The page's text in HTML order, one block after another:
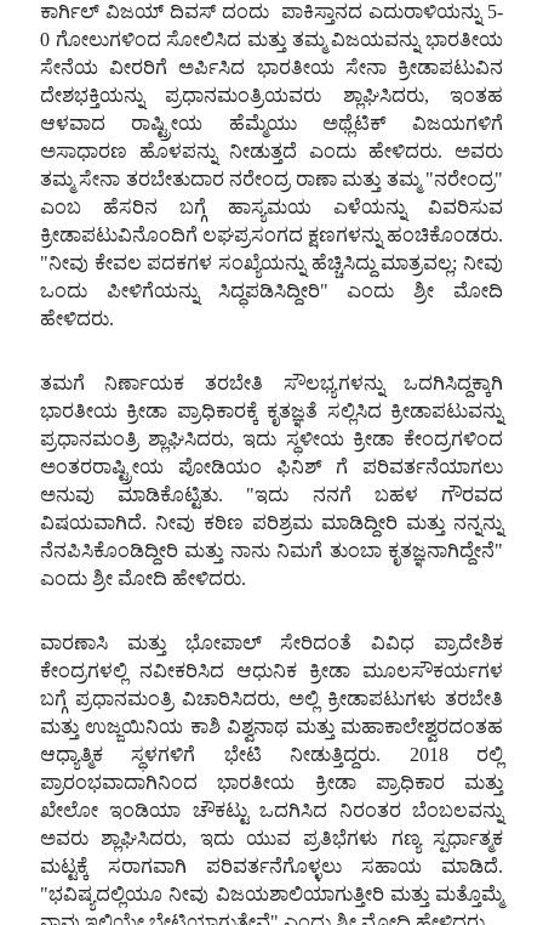
ಕಾರ್ಗಿಲ್ ವಿಜಯ್ ದಿವಸ್ ದಂದು ಪಾಕಿಸ್ತಾನದ ಎದುರಾಳಿಯನ್ನು 5-
0 ಗೋಲುಗಳಿಂದ ಸೋಲಿಸಿದ ಮತ್ತು ತಮ್ಮ ವಿಜಯವನ್ನು ಭಾರತೀಯ
ಸೇನೆಯ ವೀರರಿಗೆ ಅರ್ಪಿಸಿದ ಭಾರತೀಯ ಸೇನಾ ಕ್ರೀಡಾಪಟುವಿನ
ದೇಶಭಕ್ತಿಯನ್ನು
ಪ್ರಧಾನಮಂತ್ರಿಯವರು
ಶ್ಲಾಘಿಸಿದರು, ಇಂತಹ
ಆಳವಾದ
ರಾಷ್ಟ್ರೀಯ ಹೆಮ್ಮೆಯು ಅಥ್ಲೆಟಿಕ್
ವಿಜಯಗಳಿಗೆ
ಅಸಾಧಾರಣ
ಹೊಳಪನ್ನು ನೀಡುತ್ತದೆ ಎಂದು
ಹೇಳಿದರು. ಅವರು
ತಮ್ಮ ಸೇನಾ ತರಬೇತುದಾರ ನರೇಂದ್ರ ರಾಣಾ ಮತ್ತು ತಮ್ಮ "ನರೇಂದ್ರ"
ಎಂಬ
ಹೆಸರಿನ ಬಗ್ಗೆ ಹಾಸ್ಯಮಯ ಎಳೆಯನ್ನು
ವಿವರಿಸುವ
ಕ್ರೀಡಾಪಟುವಿನೊಂದಿಗೆ ಲಘಪ್ರಸಂಗದ ಕ್ಷಣಗಳನ್ನು ಹಂಚಿಕೊಂಡರು.
"ನೀವು ಕೇವಲ ಪದಕಗಳ ಸಂಖ್ಯೆಯನ್ನು ಹೆಚ್ಚಿಸಿದ್ದು ಮಾತ್ರವಲ್ಲ; ನೀವು
ಒಂದು
ಪೀಳಿಗೆಯನ್ನು ಸಿದ್ಧಪಡಿಸಿದ್ದೀರಿ" ಎಂದು ಶ್ರೀ
ಮೋದಿ
ಹೇಳಿದರು.
ತಮಗೆ ನಿರ್ಣಾಯಕ ತರಬೇತಿ ಸೌಲಭ್ಯಗಳನ್ನು
ಒದಗಿಸಿದ್ದಕ್ಕಾಗಿ
ಭಾರತೀಯ ಕ್ರೀಡಾ ಪ್ರಾಧಿಕಾರಕ್ಕೆ ಕೃತಜ್ಞತೆ ಸಲ್ಲಿಸಿದ ಕ್ರೀಡಾಪಟುವನ್ನು
ಪ್ರಧಾನಮಂತ್ರಿ ಶ್ಲಾಘಿಸಿದರು, ಇದು ಸ್ಥಳೀಯ ಕ್ರೀಡಾ ಕೇಂದ್ರಗಳಿಂದ
ಅಂತರರಾಷ್ಟ್ರೀಯ
ಪೋಡಿಯಂ ಫಿನಿಶ್ ಗೆ
ಪರಿವರ್ತನೆಯಾಗಲು
ಅನುವು
ಮಾಡಿಕೊಟ್ಟಿತು. "ಇದು ನನಗೆ ಬಹಳ
ಗೌರವದ
ವಿಷಯವಾಗಿದೆ. ನೀವು ಕಠಿಣ ಪರಿಶ್ರಮ ಮಾಡಿದ್ದೀರಿ ಮತ್ತು ನನ್ನನ್ನು
ನೆನಪಿಸಿಕೊಂಡಿದ್ದೀರಿ ಮತ್ತು ನಾನು ನಿಮಗೆ ತುಂಬಾ ಕೃತಜ್ಞನಾಗಿದ್ದೇನೆ"
ಎಂದು ಶ್ರೀ ಮೋದಿ ಹೇಳಿದರು.
ವಾರಣಾಸಿ ಮತ್ತು ಭೋಪಾಲ್ ಸೇರಿದಂತೆ ವಿವಿಧ
ಪ್ರಾದೇಶಿಕ
ಕೇಂದ್ರಗಳಲ್ಲಿ ನವೀಕರಿಸಿದ ಆಧುನಿಕ ಕ್ರೀಡಾ ಮೂಲಸೌಕರ್ಯಗಳ
ಬಗ್ಗೆ ಪ್ರಧಾನಮಂತ್ರಿ ವಿಚಾರಿಸಿದರು, ಅಲ್ಲಿ ಕ್ರೀಡಾಪಟುಗಳು ತರಬೇತಿ
ಮತ್ತು ಉಜ್ಜಯಿನಿಯ ಕಾಶಿ ವಿಶ್ವನಾಥ ಮತ್ತು ಮಹಾಕಾಲೇಶ್ವರದಂತಹ
ಆಧ್ಯಾತ್ಮಿಕ
ಸ್ಥಳಗಳಿಗೆ ಭೇಟಿ
ನೀಡುತ್ತಿದ್ದರು. 2018 ರಲ್ಲಿ
ಪ್ರಾರಂಭವಾದಾಗಿನಿಂದ
ಭಾರತೀಯ ಕ್ರೀಡಾ ಪ್ರಾಧಿಕಾರ
ಮತ್ತು
ಖೇಲೋ ಇಂಡಿಯಾ ಚೌಕಟ್ಟು ಒದಗಿಸಿದ ನಿರಂತರ ಬೆಂಬಲವನ್ನು
ಅವರು
ಶ್ಲಾಘಿಸಿದರು, ಇದು ಯುವ ಪ್ರತಿಭೆಗಳು ಗಣ್ಯ
ಸ್ಪರ್ಧಾತ್ಮಕ
ಮಟ್ಟಕ್ಕೆ
ಸರಾಗವಾಗಿ ಪರಿವರ್ತನೆಗೊಳ್ಳಲು ಸಹಾಯ
ಮಾಡಿದೆ.
"ಭವಿಷ್ಯದಲ್ಲಿಯೂ ನೀವು ವಿಜಯಶಾಲಿಯಾಗುತ್ತೀರಿ ಮತ್ತು ಮತ್ತೊಮ್ಮೆ